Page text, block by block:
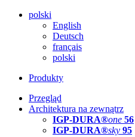
polski
English
Deutsch
français
polski
Produkty
Przegląd
Architektura na zewnątrz
IGP-DURA®one 56
IGP-DURA®sky 95